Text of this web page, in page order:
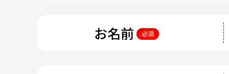
お名前 必須